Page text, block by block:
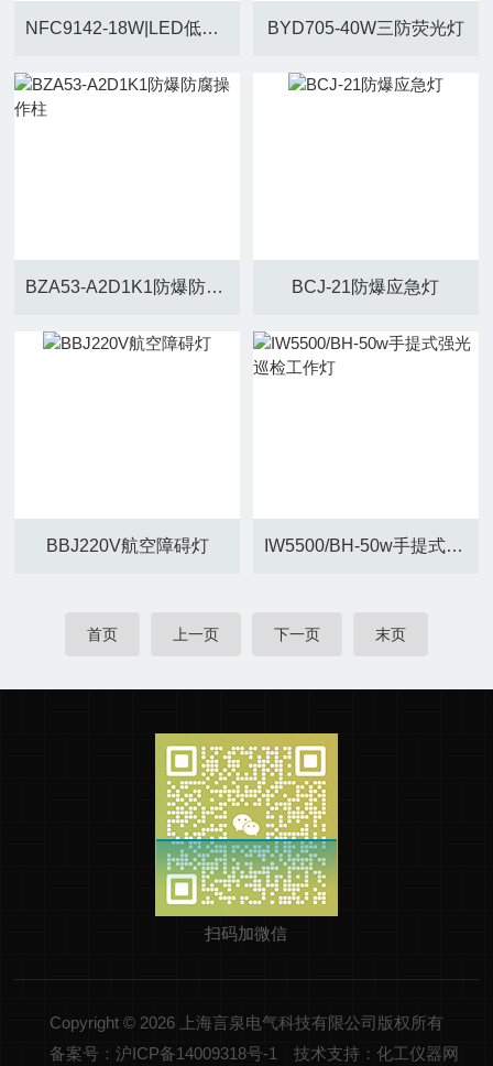
NFC9142-18W|LED低顶灯/吸顶灯 BYD705-40W三防荧光灯
BZA53-A2D1K1防爆防腐操作柱 BCJ-21防爆应急灯
BBJ220V航空障碍灯 IW5500/BH-50w手提式强光巡检工作灯
首页 上一页 下一页 末页
扫码加微信
Copyright © 2026 上海言泉电气科技有限公司版权所有
备案号：沪ICP备14009318号-1
技术支持：化工仪器网